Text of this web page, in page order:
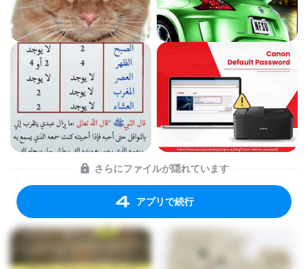
さらにファイルが隠れています
アプリで続行